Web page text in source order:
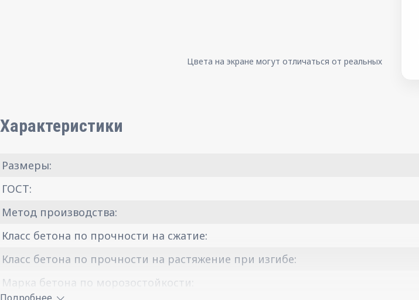
Цвета на экране могут отличаться от реальных
Характеристики
Размеры:
ГОСТ:
Метод производства:
Класс бетона по прочности на сжатие:
Класс бетона по прочности на растяжение при изгибе:
Марка бетона по морозостойкости: